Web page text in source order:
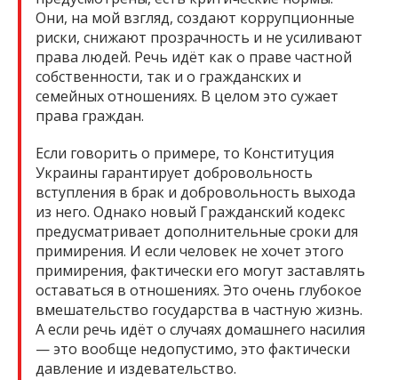
Они, на мой взгляд, создают коррупционные
риски, снижают прозрачность и не усиливают
права людей. Речь идёт как о праве частной
собственности, так и о гражданских и
семейных отношениях. В целом это сужает
права граждан.
Если говорить о примере, то Конституция
Украины гарантирует добровольность
вступления в брак и добровольность выхода
из него. Однако новый Гражданский кодекс
предусматривает дополнительные сроки для
примирения. И если человек не хочет этого
примирения, фактически его могут заставлять
оставаться в отношениях. Это очень глубокое
вмешательство государства в частную жизнь.
А если речь идёт о случаях домашнего насилия
— это вообще недопустимо, это фактически
давление и издевательство.